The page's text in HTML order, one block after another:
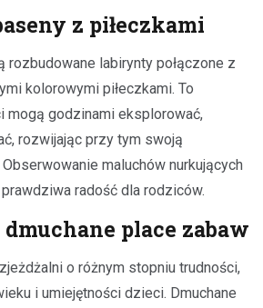
z piłeczkami
rozbudowane labirynty połączone z
kolorowymi piłeczkami. To
mogą godzinami eksplorować,
rozwijając przy tym swoją
maluchów nurkujących
radość dla rodziców.
place zabaw
o różnym stopniu trudności,
i umiejętności dzieci. Dmuchane